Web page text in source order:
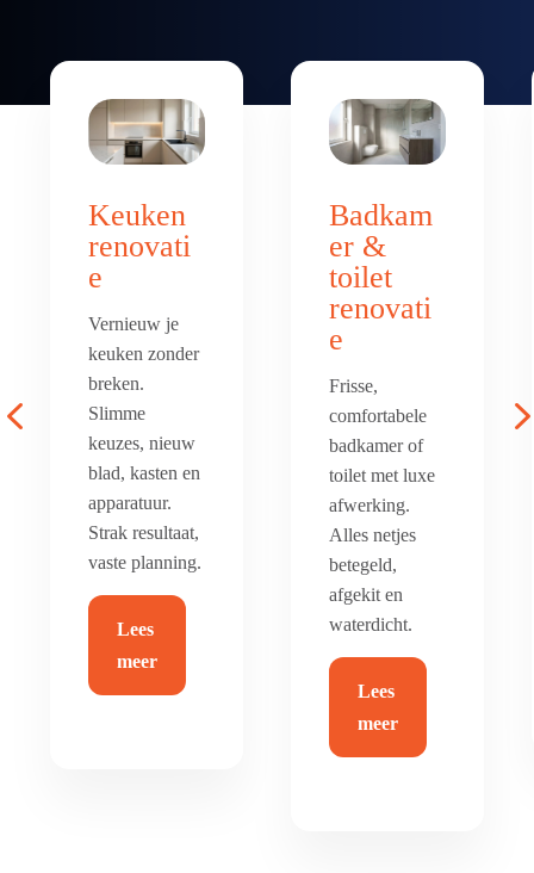
Keuken
renovati
e
Vernieuw je
keuken zonder
breken.
Slimme
keuzes, nieuw
blad, kasten en
apparatuur.
Strak resultaat,
vaste planning.
Lees
meer
Badkam
er &
toilet
renovati
e
Frisse,
comfortabele
badkamer of
toilet met luxe
afwerking.
Alles netjes
betegeld,
afgekit en
waterdicht.
Lees
meer